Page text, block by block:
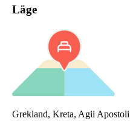
Läge
Grekland, Kreta, Agii Apostoli